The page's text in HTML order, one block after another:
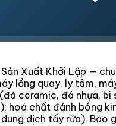
Sản Xuất Khởi Lập —
lồng quay, ly tâm,
ceramic, đá nhựa, bi
hoá chất đánh bóng
dịch tẩy rửa). Báo